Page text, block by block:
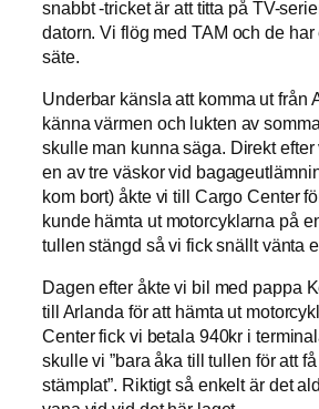
snabbt -tricket är att titta på TV-
datorn. Vi flög med TAM och de
säte.
Underbar känsla att komma ut från
känna värmen och lukten av
skulle man kunna säga. Direkt
en av tre väskor vid
kom bort) åkte vi till Cargo Center
kunde hämta ut motorcyklarna på
tullen stängd så vi fick snällt vänta
Dagen efter åkte vi bil med pappa
till Arlanda för att hämta ut
Center fick vi betala 940kr i
skulle vi ”bara åka till tullen för att
stämplat”. Riktigt så enkelt är det